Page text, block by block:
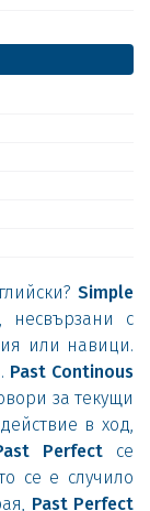
Simple
несвързани с
или навици.
Past Continous
за текущи
в ход,
Perfect се
се е случило
Past Perfect